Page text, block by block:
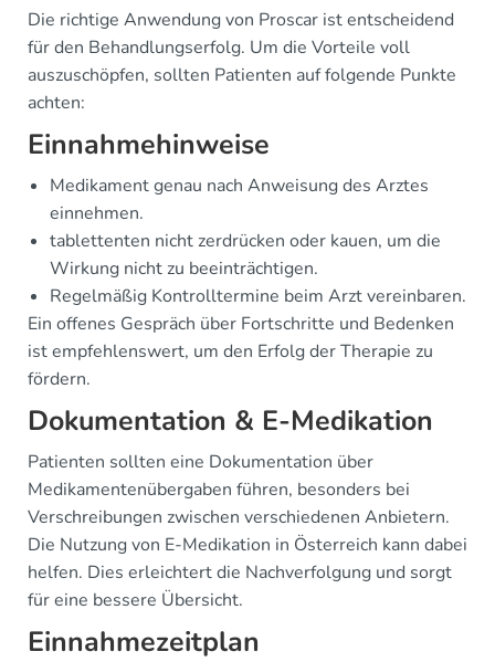
Die richtige Anwendung von Proscar ist entscheidend
für den Behandlungserfolg. Um die Vorteile voll
auszuschöpfen, sollten Patienten auf folgende Punkte
achten:
Einnahmehinweise
Medikament genau nach Anweisung des Arztes
einnehmen.
tablettenten nicht zerdrücken oder kauen, um die
Wirkung nicht zu beeinträchtigen.
Regelmäßig Kontrolltermine beim Arzt vereinbaren.
Ein offenes Gespräch über Fortschritte und Bedenken
ist empfehlenswert, um den Erfolg der Therapie zu
fördern.
Dokumentation & E-Medikation
Patienten sollten eine Dokumentation über
Medikamentenübergaben führen, besonders bei
Verschreibungen zwischen verschiedenen Anbietern.
Die Nutzung von E-Medikation in Österreich kann dabei
helfen. Dies erleichtert die Nachverfolgung und sorgt
für eine bessere Übersicht.
Einnahmezeitplan